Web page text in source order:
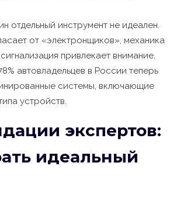
отдельный инструмент не идеален.
от «электронщиков», механика
привлекает внимание.
автовладельцев в России теперь
системы, включающие
устройств.
экспертов:
идеальный